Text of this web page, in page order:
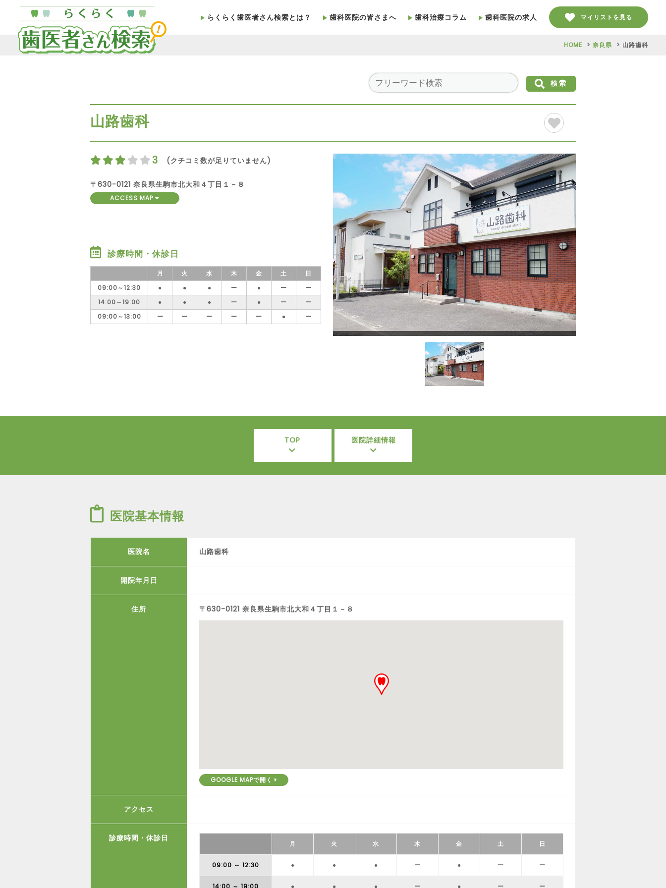
らくらく歯医者さん検索とは？ 歯科医院の皆さまへ 歯科治療コラム 歯科医院の求人 マイリストを見る
HOME 奈良県 山路歯科
検索
山路歯科
3 (クチコミ数が足りていません)
〒630-0121 奈良県生駒市北大和４丁目１－８
ACCESS MAP
診療時間・休診日
月 火 水 木 金 土
日
09:00～12:30
● ● ● ー ● ー
ー
14:00～19:00
● ● ● ー ● ー
ー
09:00～13:00
ー ー ー ー ー ● ー
TOP 医院詳細情報
医院基本情報
医院名 山路歯科
開院年月日
住所 〒630-0121 奈良県生駒市北大和４丁目１－８
GOOGLE MAPで開く
アクセス
診療時間・休診日
月 火 水 木 金 土 日
09:00 ～ 12:30 ● ● ● ー ● ー ー
14:00 ～ 19:00 ● ● ● ー ● ー ー